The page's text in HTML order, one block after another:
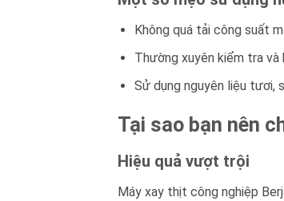
Không quá tải công suất
Thường xuyên kiểm tra
Sử dụng nguyên liệu tươi,
Tại sao bạn nên
Hiệu quả vượt trội
Máy xay thịt công nghiệp